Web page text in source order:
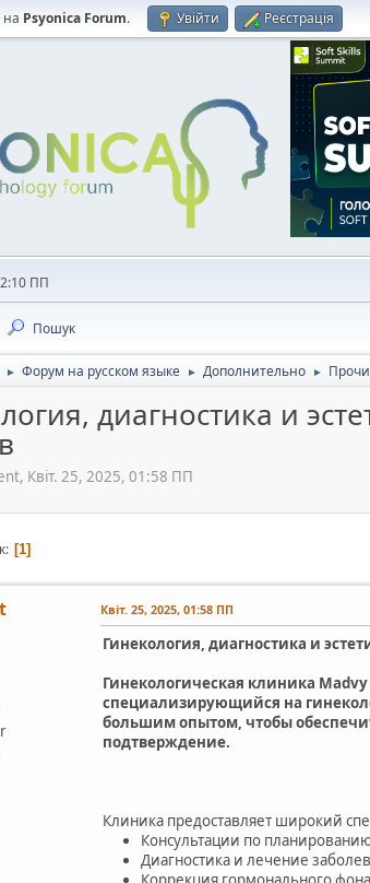
на Psyonica Forum. Увійти Реєстрація
ПП
Пошук
► Форум на русском языке ► Дополнительно ►
диагностика и
Квіт. 25, 2025, 01:58 ПП
1
Квіт. 25, 2025, 01:58 ПП
Гинекология, диагностика и
Гинекологическая клиника
специализирующийся на
большим опытом, чтобы
подтверждение.
Клиника предоставляет широкий
Консультации по
Диагностика и лечение